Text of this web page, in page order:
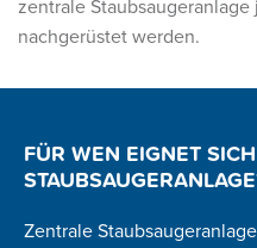
zentrale
nachgerüstet werden.
FÜR WEN EIGNET
Zentrale